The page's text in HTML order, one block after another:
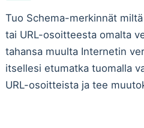
Tuo Schema-merkinnät
tai URL-osoitteesta omalta
tahansa muulta Internetin
itsellesi etumatka tuomalla
URL-osoitteista ja tee